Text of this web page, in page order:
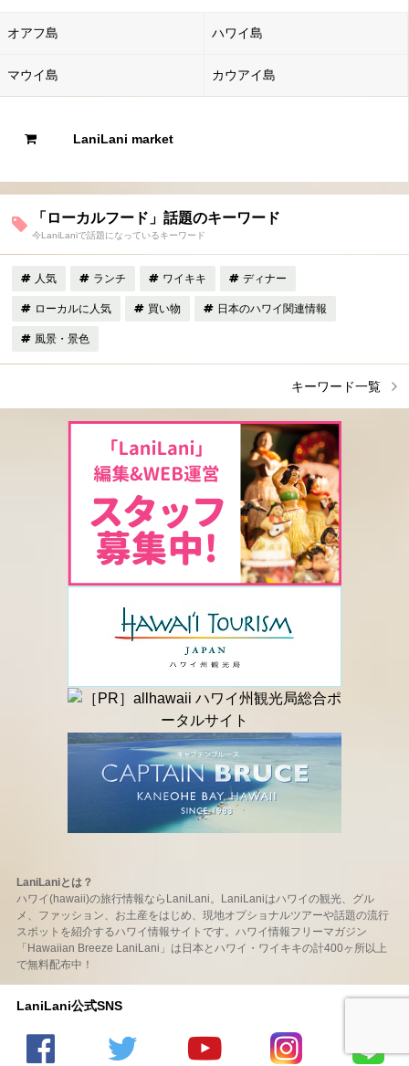
オアフ島 ハワイ島
マウイ島 カウアイ島
LaniLani market
「ローカルフード」話題のキーワード
今LaniLaniで話題になっているキーワード
人気 ランチ ワイキキ ディナー
ローカルに人気 買い物 日本のハワイ関連情報
風景・景色
キーワード一覧
LaniLaniとは？
ハワイ(hawaii)の旅行情報ならLaniLani。LaniLaniはハワイの観光、グル
メ、ファッション、お土産をはじめ、現地オプショナルツアーや話題の流行
スポットを紹介するハワイ情報サイトです。ハワイ情報フリーマガジン
「Hawaiian Breeze LaniLani」は日本とハワイ・ワイキキの計400ヶ所以上
で無料配布中！
LaniLani公式SNS